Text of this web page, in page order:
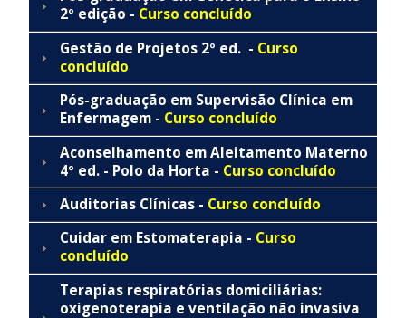
2º edição - Curso concluído
Gestão de Projetos 2º ed. - Curso
concluído
Pós-graduação em Supervisão Clínica em
Enfermagem - Curso concluído
Aconselhamento em Aleitamento Materno
4º ed. - Polo da Horta - Curso concluído
Auditorias Clínicas - Curso concluído
Cuidar em Estomaterapia - Curso
concluído
Terapias respiratórias domiciliárias:
oxigenoterapia e ventilação não invasiva